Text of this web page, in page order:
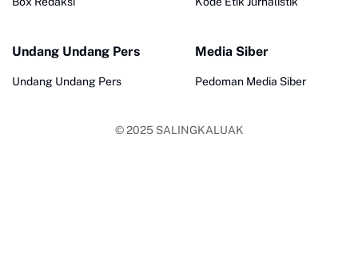
Undang Undang Pers
Undang Undang Pers
Media Siber
Pedoman Media Siber
© 2025 SALINGKALUAK